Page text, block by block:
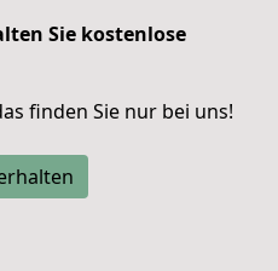
Sie kostenlose
finden Sie nur bei uns!